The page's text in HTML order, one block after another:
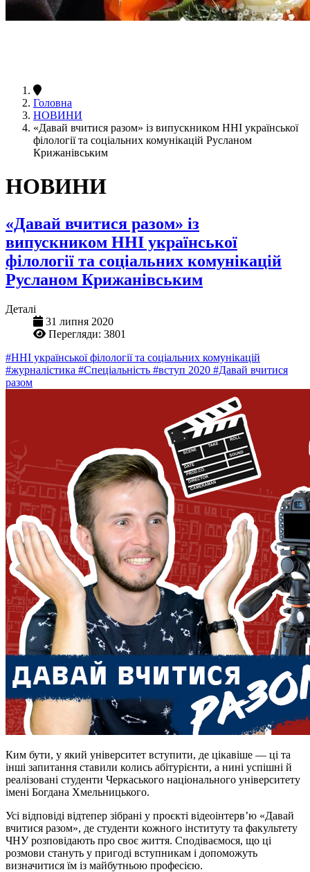
Головна
НОВИНИ
«Давай вчитися разом» із випускником ННІ української
філології та соціальних комунікацій Русланом
Крижанівським
НОВИНИ
«Давай вчитися разом» із
випускником ННІ української
філології та соціальних комунікацій
Русланом Крижанівським
Деталі
31 липня 2020
Перегляди: 3801
#ННІ української філології та соціальних комунікацій
#журналістика #Спеціальність #вступ 2020 #Давай вчитися
разом
Ким бути, у який університет вступити, де цікавіше — ці та
інші запитання ставили колись абітурієнти, а нині успішні й
реалізовані студенти Черкаського національного університету
імені Богдана Хмельницького.
Усі відповіді відтепер зібрані у проєкті відеоінтерв’ю «Давай
вчитися разом», де студенти кожного інституту та факультету
ЧНУ розповідають про своє життя. Сподіваємося, що ці
розмови стануть у пригоді вступникам і допоможуть
визначитися їм із майбутньою професією.